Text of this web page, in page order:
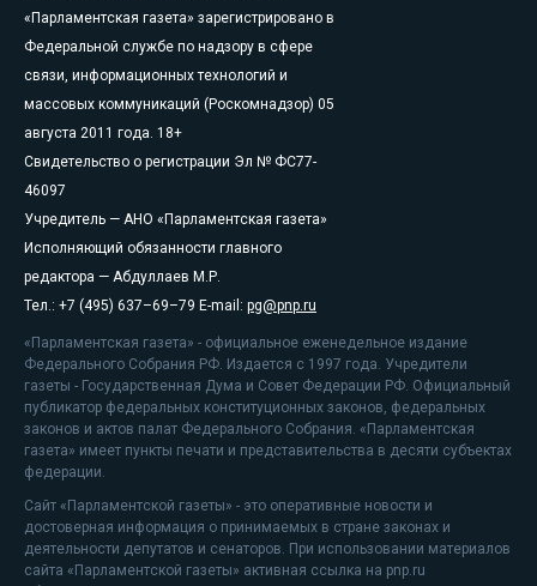
«Парламентская газета» зарегистрировано в
Федеральной службе по надзору в сфере
связи, информационных технологий и
массовых коммуникаций (Роскомнадзор) 05
августа 2011 года. 18+
Свидетельство о регистрации Эл № ФС77-
46097
Учредитель — АНО «Парламентская газета»
Исполняющий обязанности главного
редактора — Абдуллаев М.Р.
Тел.: +7 (495) 637–69–79 E-mail: pg@pnp.ru
«Парламентская газета» - официальное еженедельное издание
Федерального Собрания РФ. Издается с 1997 года. Учредители
газеты - Государственная Дума и Совет Федерации РФ. Официальный
публикатор федеральных конституционных законов, федеральных
законов и актов палат Федерального Собрания. «Парламентская
газета» имеет пункты печати и представительства в десяти субъектах
федерации.
Сайт «Парламентской газеты» - это оперативные новости и
достоверная информация о принимаемых в стране законах и
деятельности депутатов и сенаторов. При использовании материалов
сайта «Парламентской газеты» активная ссылка на pnp.ru